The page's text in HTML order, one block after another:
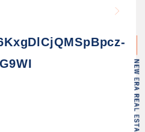
/home/newerakk/